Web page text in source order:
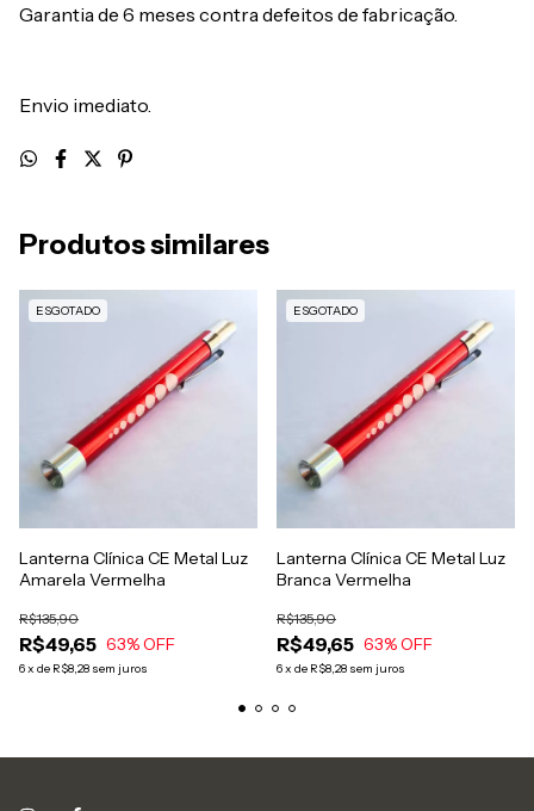
Garantia de 6 meses contra defeitos de fabricação.
Envio imediato.
Produtos similares
ESGOTADO
Lanterna Clínica CE Metal Luz
Amarela Vermelha
R$49,65
R$135,90
63% OFF
6x de R$8,28 sem juros
ESGOTADO
Lanterna Clínica CE Metal Luz
Branca Vermelha
R$49,65
R$135,90
63% OFF
6x de R$8,28 sem juros